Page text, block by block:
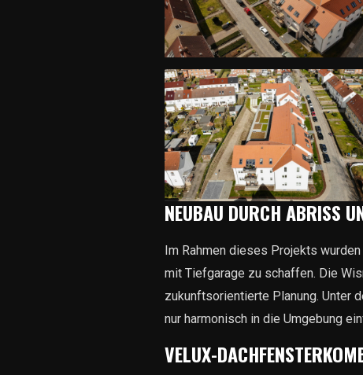
NEUBAU DURCH ABRISS
Im Rahmen dieses Projekts
mit Tiefgarage zu schaffen. Die
zukunftsorientierte Planung. Unter
nur harmonisch in die Umgebung
VELUX-